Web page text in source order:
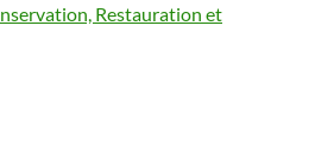
Restauration et